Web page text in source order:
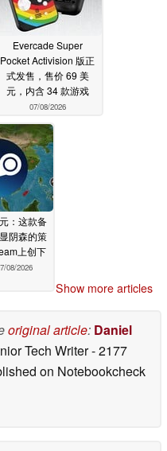
Evercade Super
Pocket Activision 版正
式发售，售价 69 美
元，内含 34 款游戏
07/08/2026
：这款备
阴森的策
上创下
08/2026
Show more articles
original article: Daniel
Tech Writer- 2177
on Notebookcheck